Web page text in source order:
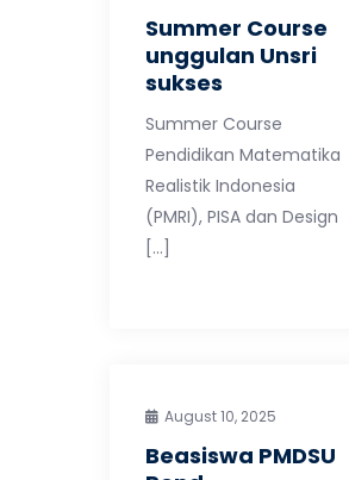
Summer Course
unggulan Unsri
sukses
Summer Course
Pendidikan Matematika
Realistik Indonesia
(PMRI), PISA dan Design
[…]
August 10, 2025
Beasiswa PMDSU